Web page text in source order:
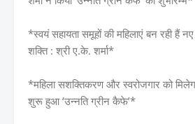
*स्वयं सहायता समूहों की महिलाएं बन रही हैं
शक्ति : श्री ए.के. शर्मा*
*महिला सशक्तिकरण और स्वरोजगार को
शुरू हुआ ‘उन्नति ग्रीन कैफे’*